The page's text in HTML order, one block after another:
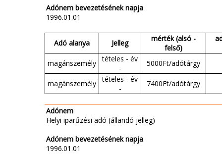
Adónem bevezetésének napja
1996.01.01
Adó alanya Jelleg
mérték (alsó -
felső)
magánszemély
tételes - év
-
5000Ft/adótárgy
magánszemély
tételes - év
-
7400Ft/adótárgy
Adónem
Helyi iparűzési adó (állandó jelleg)
Adónem bevezetésének napja
1996.01.01